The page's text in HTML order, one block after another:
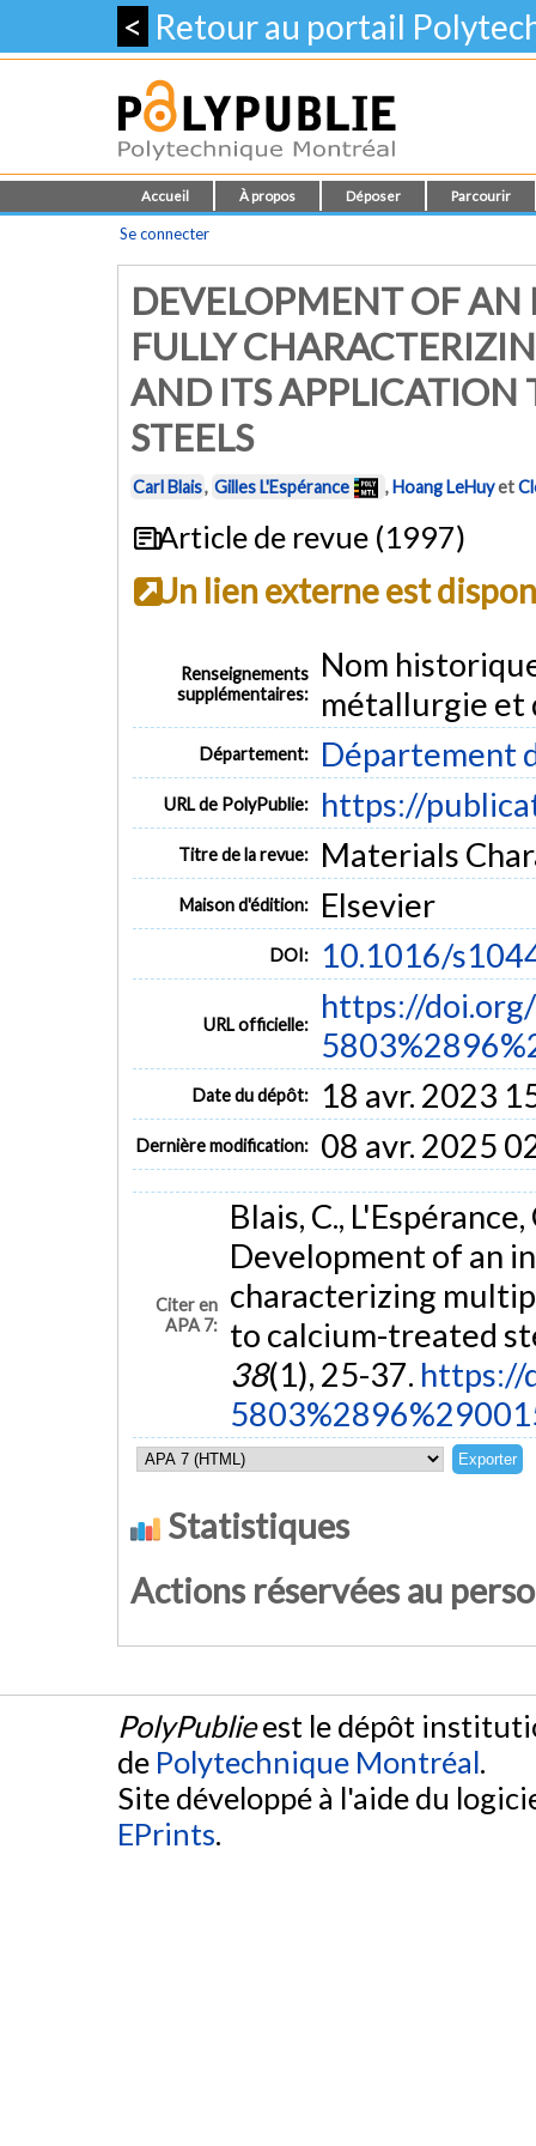
< Retour au portail
Accueil À propos Déposer Parcourir
Se connecter
DEVELOPMENT OF
FULLY
AND ITS APPLICATION
STEELS
Carl Blais, Gilles L'Espérance ,Hoang LeHuyet
Article de revue (1997)
Un lien externe est
Renseignements
supplémentaires:
Nom
métallurgie et
Département: Département
URL de PolyPublie: https://
Titre de la revue: Materials
Maison d'édition: Elsevier
DOI: 10.1016/
URL officielle:
https://
Date du dépôt: 18 avr. 2023
Dernière modification: 08 avr. 2025
Citer en
APA 7:
Blais, C.,
Development of an
characterizing
to calcium-treated
38(1), 25-37. https://
Statistiques
Actions réservées au
PolyPublieest le dépôt
de Polytechnique Montréal.
Site développé à l'aide du
EPrints.